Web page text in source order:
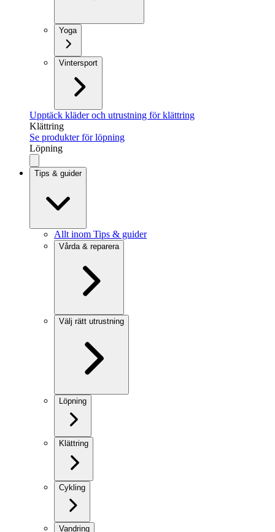
Yoga
Vintersport
Upptäck kläder och utrustning för klättring
Klättring
Se produkter för löpning
Löpning
Tips & guider
Allt inom Tips & guider
Vårda & reparera
Välj rätt utrustning
Löpning
Klättring
Cykling
Vandring